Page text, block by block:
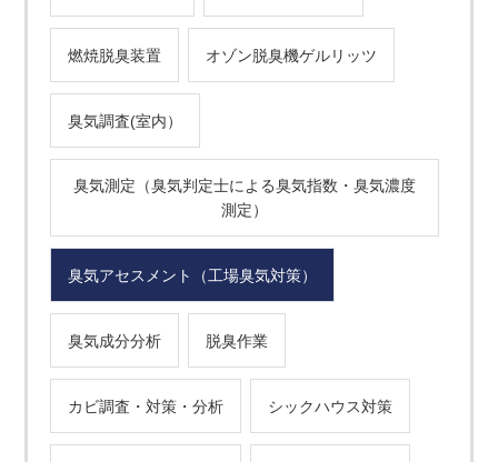
燃焼脱臭装置 オゾン脱臭機ゲルリッツ
臭気調査(室内）
臭気測定（臭気判定士による臭気指数・臭気濃度
測定）
臭気アセスメント（工場臭気対策）
臭気成分分析 脱臭作業
カビ調査・対策・分析 シックハウス対策